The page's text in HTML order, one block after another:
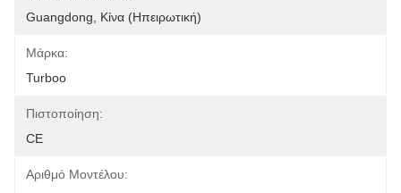
Guangdong, Κίνα (Ηπειρωτική)
Μάρκα:
Turboo
Πιστοποίηση:
CE
Αριθμό Μοντέλου: